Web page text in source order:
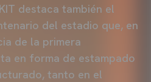
destaca también el
del estadio que, en
de la primera
en forma de estampado
tanto en el